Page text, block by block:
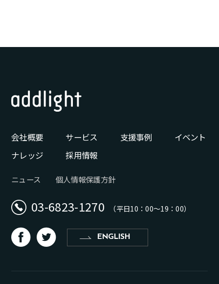
会社概要 サービス 支援事例
イベント
ナレッジ
採用情報
ニュース 個人情報保護方針
03-6823-1270 （平日10：00〜19：00）
d b ENGLISH